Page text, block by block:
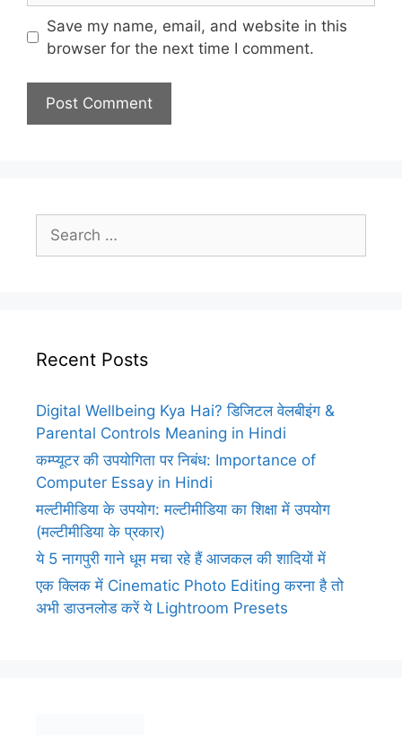
Save my name, email, and website in this
browser for the next time I comment.
Search
for:
Recent Posts
Digital Wellbeing Kya Hai? डिजिटल वेलबीइंग &
Parental Controls Meaning in Hindi
कम्प्यूटर की उपयोगिता पर निबंध: Importance of
Computer Essay in Hindi
मल्टीमीडिया के उपयोग: मल्टीमीडिया का शिक्षा में उपयोग
(मल्टीमीडिया के प्रकार)
ये 5 नागपुरी गाने धूम मचा रहे हैं आजकल की शादियों में
एक क्लिक में Cinematic Photo Editing करना है तो
अभी डाउनलोड करें ये Lightroom Presets